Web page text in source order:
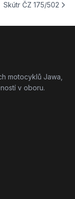
Skútr ČZ 175/502
motocyklů Jawa,
v oboru.